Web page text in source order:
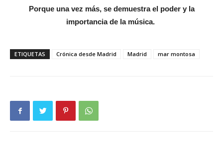
Porque una vez más, se demuestra el poder y la
importancia de la música.
ETIQUETAS Crónica desde Madrid Madrid mar montosa